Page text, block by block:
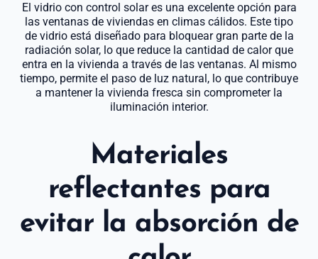
El vidrio con control solar es una excelente opción para
las ventanas de viviendas en climas cálidos. Este tipo
de vidrio está diseñado para bloquear gran parte de la
radiación solar, lo que reduce la cantidad de calor que
entra en la vivienda a través de las ventanas. Al mismo
tiempo, permite el paso de luz natural, lo que contribuye
a mantener la vivienda fresca sin comprometer la
iluminación interior.
Materiales
reflectantes para
evitar la absorción de